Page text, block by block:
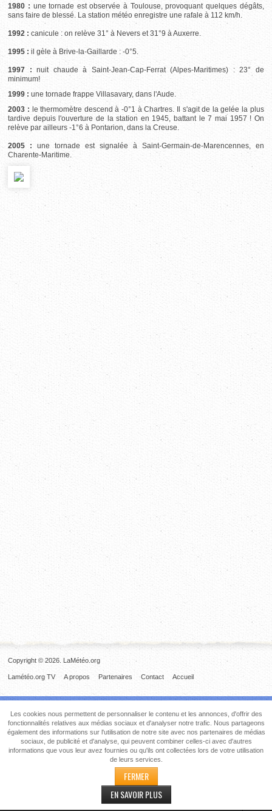
1980 : une tornade est observée à Toulouse, provoquant quelques dégâts,
sans faire de blessé. La station météo enregistre une rafale à 112 km/h.
1992 : canicule : on relève 31° à Nevers et 31°9 à Auxerre.
1995 : il gèle à Brive-la-Gaillarde : -0°5.
1997 : nuit chaude à Saint-Jean-Cap-Ferrat (Alpes-Maritimes) : 23° de
minimum!
1999 : une tornade frappe Villasavary, dans l'Aude.
2003 : le thermomètre descend à -0°1 à Chartres. Il s'agit de la gelée la plus
tardive depuis l'ouverture de la station en 1945, battant le 7 mai 1957 ! On
relève par ailleurs -1°6 à Pontarion, dans la Creuse.
2005 : une tornade est signalée à Saint-Germain-de-Marencennes, en
Charente-Maritime.
Copyright © 2026. LaMétéo.org
Accueil
Contact
Partenaires
A propos
Lamétéo.org TV
Les cookies nous permettent de personnaliser le contenu et les annonces, d'offrir des
fonctionnalités relatives aux médias sociaux et d'analyser notre trafic. Nous partageons
également des informations sur l'utilisation de notre site avec nos partenaires de médias
sociaux, de publicité et d'analyse, qui peuvent combiner celles-ci avec d'autres
informations que vous leur avez fournies ou qu'ils ont collectées lors de votre utilisation
de leurs services.
FERMER
EN SAVOIR PLUS